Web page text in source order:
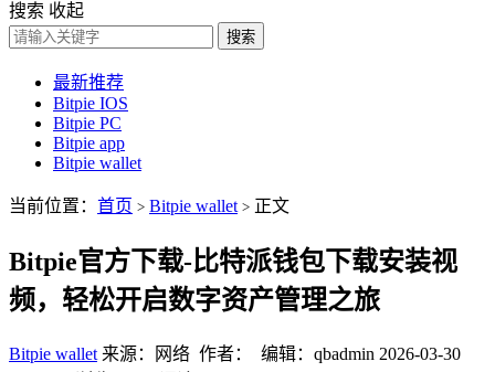
搜索 收起
搜索
最新推荐
Bitpie IOS
Bitpie PC
Bitpie app
Bitpie wallet
当前位置： 首页 > Bitpie wallet > 正文
Bitpie官方下载-比特派钱包下载安装视
频，轻松开启数字资产管理之旅
Bitpie wallet 来源：网络 作者： 编辑：qbadmin 2026-03-30